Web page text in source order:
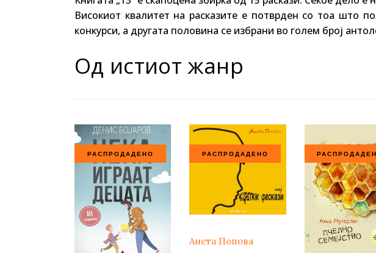
Високиот квалитет на расказите е потврден со тоа што
конкурси, а другата половина се избрани во голем број
Од истиот жанр
РАСПРОДАДЕНО РАСПРОДАДЕНО
Анета Попова